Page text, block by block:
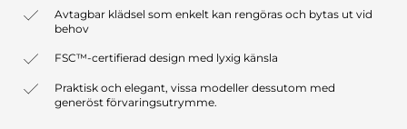
Avtagbar klädsel som enkelt kan rengöras och bytas ut vid
behov
FSC™-certifierad design med lyxig känsla
Praktisk och elegant, vissa modeller dessutom med
generöst förvaringsutrymme.